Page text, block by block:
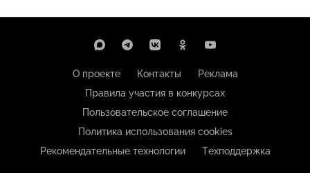
О проекте Контакты
Реклама
Правила участия в конкурсах
Пользовательское соглашение
Политика использования cookies
Рекомендательные технологии
Техподдержка